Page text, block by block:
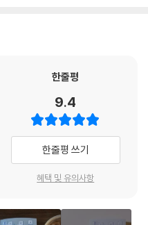
에서 간호사가 부족하다는 소식
‘간호사 자리가 다 찼다’란 핑계
짜 이유였다. 메리는 실망하지 않
로 날아갔다. 그리고 사비를 털
치료해 준다.
변의 세 나라, 즉 우루과이, 브라
우리 인류의 동료로 생각하는
우리의 동료가 살아온 이야기, 궁
이집트에서도 누군가 똑같은 행
지며, 과거 우리 동료들이 하루
나 보자고 제안한다. 여행의 방
거의 그날과 관련된 의미 있고
정리하는 것이다. 그 시간표가
서 쌓은 역사 지식과 유쾌하면서
역사 해설이 곁들여진 그날의 세
한줄평
9.4
한줄평 쓰기
혜택 및 유의사항